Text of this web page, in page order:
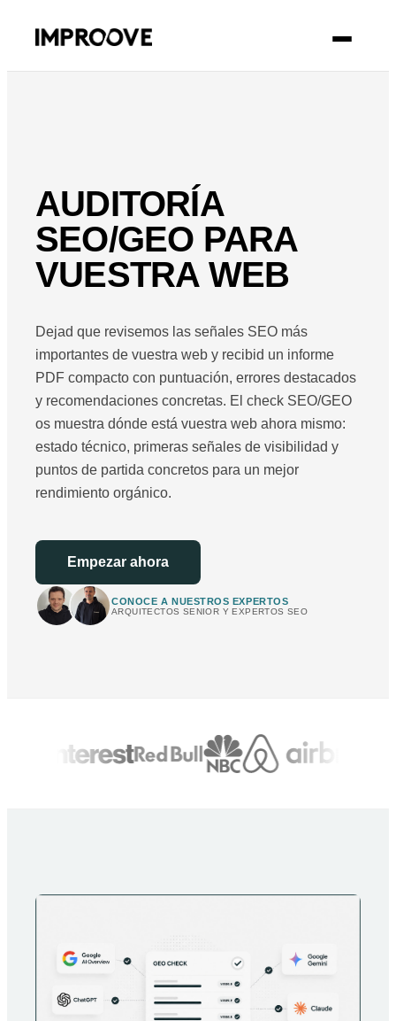
AUDITORÍA
SEO/GEO PARA
VUESTRA WEB
Dejad que revisemos las señales SEO más
importantes de vuestra web y recibid un informe
PDF compacto con puntuación, errores destacados
y recomendaciones concretas. El check SEO/GEO
os muestra dónde está vuestra web ahora mismo:
estado técnico, primeras señales de visibilidad y
puntos de partida concretos para un mejor
rendimiento orgánico.
Empezar ahora
CONOCE A NUESTROS EXPERTOS
ARQUITECTOS SENIOR Y EXPERTOS SEO